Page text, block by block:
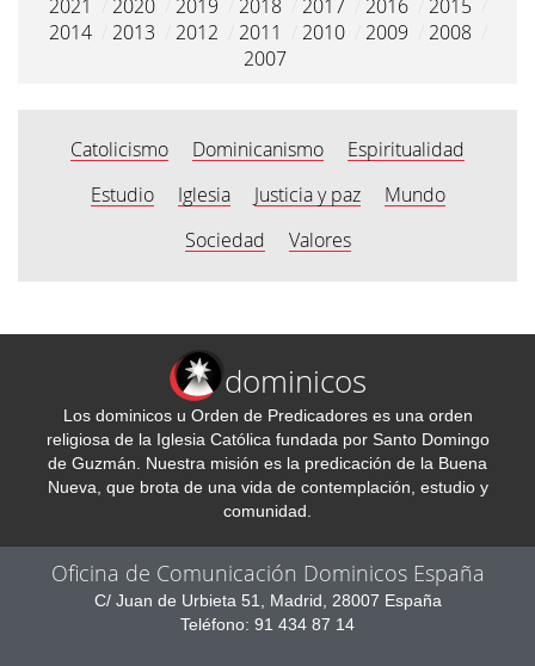
2021
2020 2019 2018 2017 2016 2015
2014
2013 2012 2011 2010 2009 2008
2007
Catolicismo Dominicanismo
Espiritualidad
Estudio
Iglesia Justicia y paz
Mundo
Sociedad
Valores
dominicos
Los dominicos u Orden de Predicadores es una orden
religiosa de la Iglesia Católica fundada por Santo Domingo
de Guzmán. Nuestra misión es la predicación de la Buena
Nueva, que brota de una vida de contemplación, estudio y
comunidad.
Oficina de Comunicación Dominicos España
C/ Juan de Urbieta 51, Madrid, 28007 España
Teléfono: 91 434 87 14